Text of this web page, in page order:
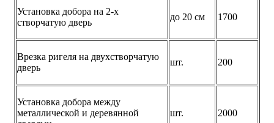
Установка добора на 2-х
створчатую дверь
до 20 см 1700
Врезка ригеля на двухстворчатую
дверь
шт. 200
Установка добора между
металлической и деревянной
шт. 2000